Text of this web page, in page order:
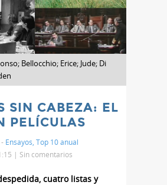
Bellocchio; Erice; Jude; Di
SIN CABEZA: EL
PELÍCULAS
- Ensayos Top 10 anual
| Sin comentarios
cuatro listas y